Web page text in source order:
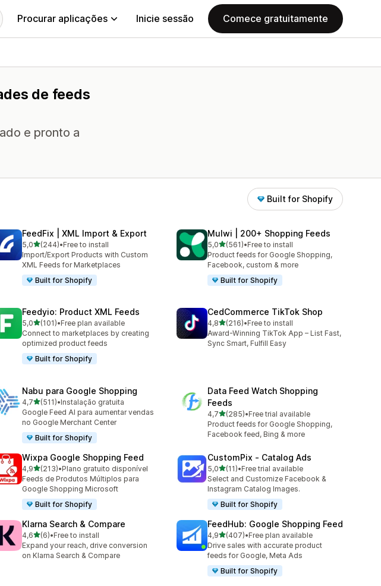
Procurar aplicações Inicie sessão Comece gratuitamente
de feeds
e pronto a
Built for Shopify
FeedFix | XML Import & Export
5,0de 5 estrelas
(244)
244 total de avaliações
•Free to install
Import/Export Products with Custom
XML Feeds for Marketplaces
Built for Shopify
Mulwi | 200+ Shopping Feeds
5,0de 5 estrelas
(561)
561 total de avaliações
•Free to install
Product feeds for Google Shopping,
Facebook, custom & more
Built for Shopify
Feedyio: Product XML Feeds
5,0de 5 estrelas
(101)
101 total de avaliações
•Free plan available
Connect to marketplaces by creating
optimized product feeds
Built for Shopify
CedCommerce TikTok Shop
4,8de 5 estrelas
(216)
216 total de avaliações
•Free to install
Award-Winning TikTok App – List Fast,
Sync Smart, Fulfill Easy
Nabu para Google Shopping
4,7de 5 estrelas
(511)
511 total de avaliações
•Instalação gratuita
Google Feed AI para aumentar vendas
no Google Merchant Center
Built for Shopify
Data Feed Watch Shopping
Feeds
4,7de 5 estrelas
(285)
285 total de avaliações
•Free trial available
Product feeds for Google Shopping,
Facebook feed, Bing & more
Wixpa Google Shopping Feed
4,9de 5 estrelas
(213)
213 total de avaliações
•Plano gratuito disponível
Feeds de Produtos Múltiplos para
Google Shopping Microsoft
Built for Shopify
CustomPix ‑ Catalog Ads
5,0de 5 estrelas
(11)
11 total de avaliações
•Free trial available
Select and Customize Facebook &
Instagram Catalog Images.
Built for Shopify
Klarna Search & Compare
4,6de 5 estrelas
(6)
6 total de avaliações
•Free to install
Expand your reach, drive conversion
on Klarna Search & Compare
FeedHub: Google Shopping Feed
4,9de 5 estrelas
(407)
407 total de avaliações
•Free plan available
Drive sales with accurate product
feeds for Google, Meta Ads
Built for Shopify